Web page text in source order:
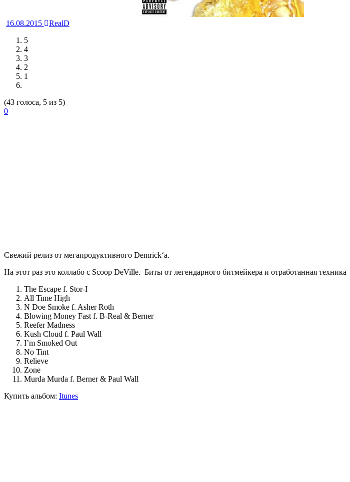
16.08.2015
RealD
5
4
3
2
1
(43 голоса, 5 из 5)
0
Свежий релиз от мегапродуктивного Demrick‘а.
На этот раз это коллабо с Scoop DeVille. Биты от легендарного битмейкера и отработанная техника
The Escape f. Stor-I
All Time High
N Doe Smoke f. Asher Roth
Blowing Money Fast f. B-Real & Berner
Reefer Madness
Kush Cloud f. Paul Wall
I’m Smoked Out
No Tint
Relieve
Zone
Murda Murda f. Berner & Paul Wall
Купить альбом: Itunes